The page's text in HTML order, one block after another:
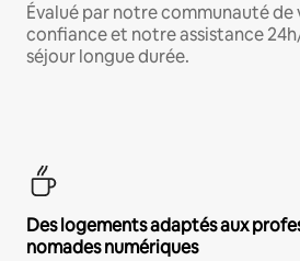
Évalué par notre communauté de
confiance et notre assistance
séjour longue durée.
Des logements adaptés aux
nomades numériques